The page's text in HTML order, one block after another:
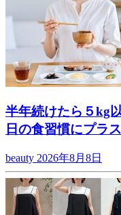
半年続けたら５kg
日の食習慣にプラ
beauty 2026年8月8日